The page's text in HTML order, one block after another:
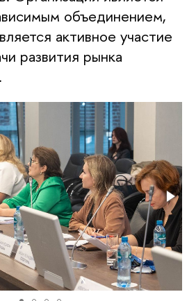
объединением,
активное участие
развития рынка